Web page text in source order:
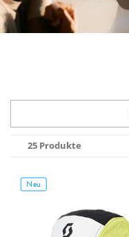
25 Produkte
Neu